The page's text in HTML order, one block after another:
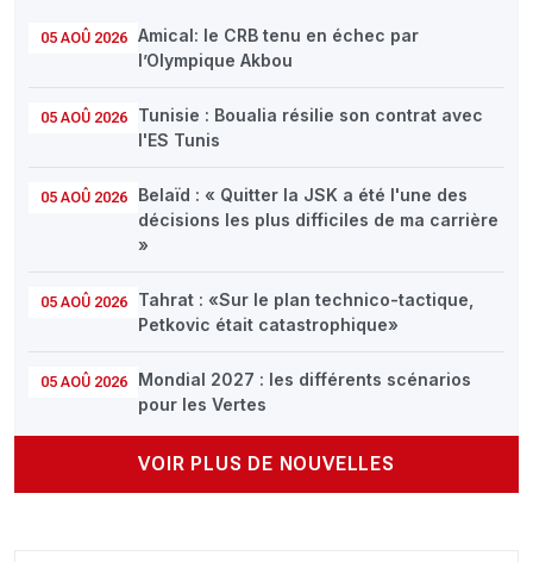
05 AOÛ 2026
Amical: le CRB tenu en échec par
l’Olympique Akbou
05 AOÛ 2026
Tunisie : Boualia résilie son contrat avec
l'ES Tunis
05 AOÛ 2026
Belaïd : « Quitter la JSK a été l'une des
décisions les plus difficiles de ma carrière
»
05 AOÛ 2026
Tahrat : «Sur le plan technico-tactique,
Petkovic était catastrophique»
05 AOÛ 2026
Mondial 2027 : les différents scénarios
pour les Vertes
VOIR PLUS DE NOUVELLES